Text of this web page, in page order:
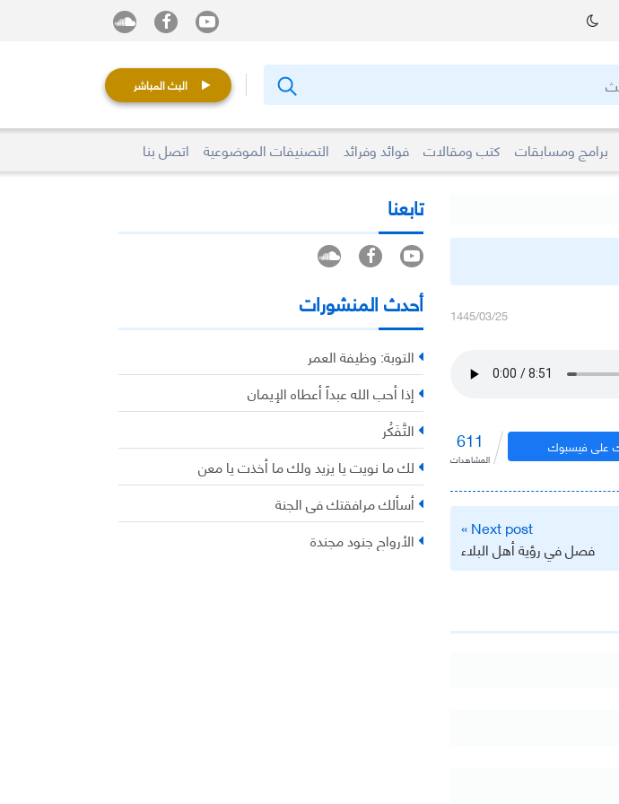
البث المباشر
برامج ومسابقات كتب ومقالات فوائد وفرائد التصنيفات الموضوعية اتصل بنا
1445/03/25
على فيسبوك 611
المشاهدات
Next post »
فصل في رؤية أهل البلاء
تابعنا
أحدث المنشورات
التوبة: وظيفة العمر
إذا أحب الله عبداً أعطاه الإيمان
التَّفَكُر
لك ما نويت يا يزيد ولك ما أخذت يا معن
أسألك مرافقتك في الجنة
الأرواح جنود مجندة